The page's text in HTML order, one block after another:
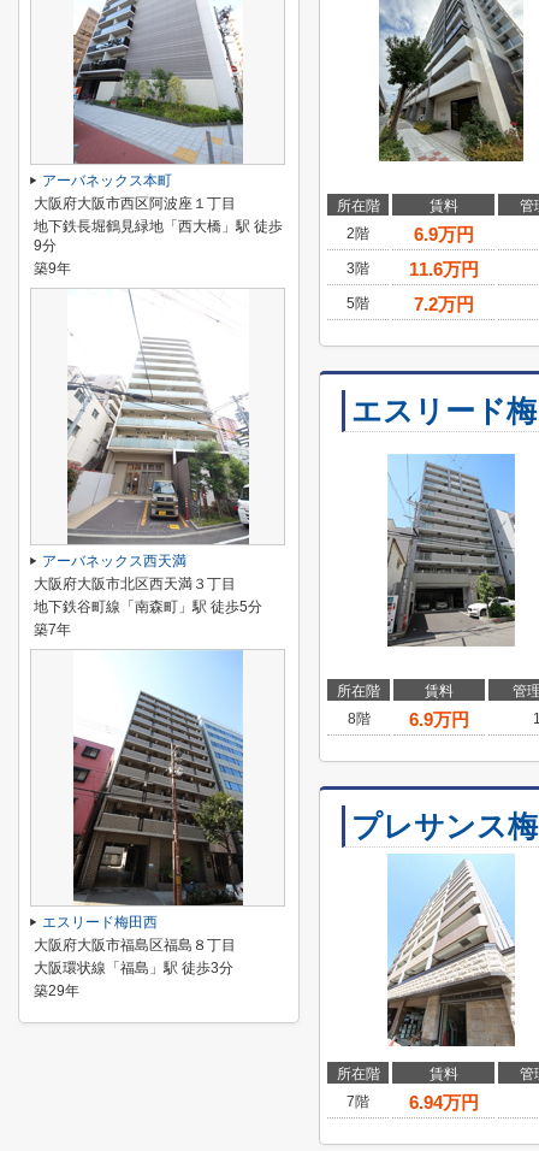
所在階 賃料
管
2階
6.9万円
3階 11.6万円
5階 7.2万円
エスリード
所在階 賃料
管
8階
6.9万円
プレサンス
所在階 賃料
管
7階
6.94万円
アーバネックス本町
大阪府大阪市西区阿波座１丁目
地下鉄長堀鶴見緑地「西大橋」駅 徒歩
9分
築9年
アーバネックス西天満
大阪府大阪市北区西天満３丁目
地下鉄谷町線「南森町」駅 徒歩5分
築7年
エスリード梅田西
大阪府大阪市福島区福島８丁目
大阪環状線「福島」駅 徒歩3分
築29年